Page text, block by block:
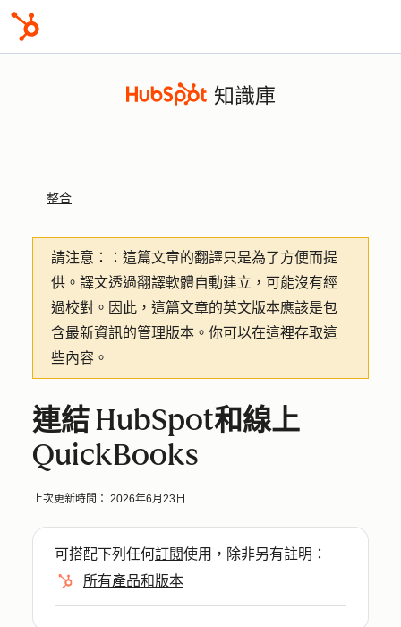
知識庫
整合
請注意：
：這篇文章的翻譯只是為了方便而提
供。譯文透過翻譯軟體自動建立，可能沒有經
過校對。因此，這篇文章的英文版本應該是包
含最新資訊的管理版本。你可以在這裡存取這
些內容。
連結 HubSpot和線上
QuickBooks
上次更新時間： 2026年6月23日
可搭配下列任何訂閱使用，除非另有註明：
所有產品和版本